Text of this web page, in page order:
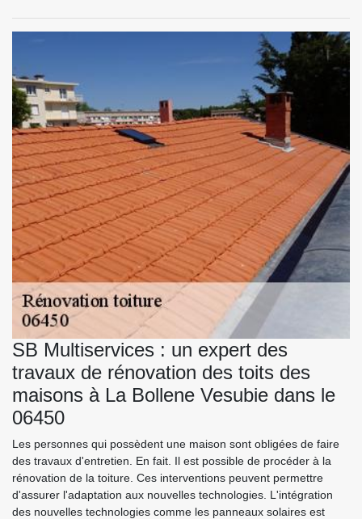
SB Multiservices : un expert des
travaux de rénovation des toits des
maisons à La Bollene Vesubie dans le
06450
Les personnes qui possèdent une maison sont obligées de faire
des travaux d'entretien. En fait. Il est possible de procéder à la
rénovation de la toiture. Ces interventions peuvent permettre
d'assurer l'adaptation aux nouvelles technologies. L'intégration
des nouvelles technologies comme les panneaux solaires est